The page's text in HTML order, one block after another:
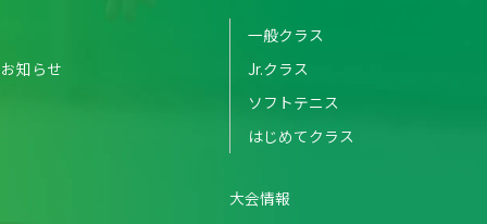
知らせ
一般クラス
Jr.クラス
ソフトテニス
はじめてクラス
大会情報